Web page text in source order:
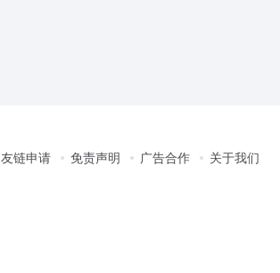
友链申请 免责声明 广告合作 关于我们